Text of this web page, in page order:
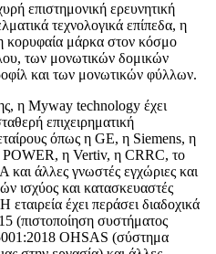
επιστημονική ερευνητική
τεχνολογικά επίπεδα, η
κορυφαία μάρκα στον κόσμο
των μονωτικών δομικών
και των μονωτικών φύλλων.
η Myway technology έχει
επιχειρηματική
όπως η GE, η Siemens, η
η Vertiv, η CRRC, το
άλλες γνωστές εγχώριες και
ισχύος και κατασκευαστές
έχει περάσει διαδοχικά
(πιστοποίηση συστήματος
OHSAS (σύστημα